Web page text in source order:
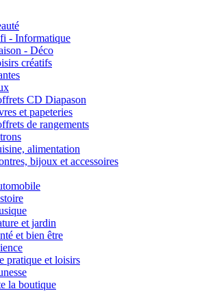
- Informatique
- Déco
créatifs
CD Diapason
et papeteries
de rangements
alimentation
bijoux et accessoires
et jardin
et bien être
pratique et loisirs
la boutique